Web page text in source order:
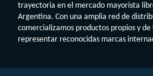
trayectoria en el mercado mayorista
Argentina. Con una amplia red de
comercializamos productos propios y
representar reconocidas marcas